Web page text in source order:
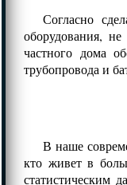
Согласно
оборудования,
частного дома
трубопровода и
В наше
кто живет в
статистическим